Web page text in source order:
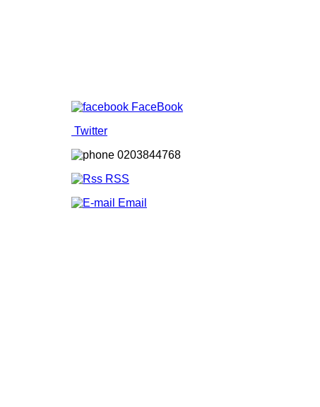
FaceBook
Twitter
0203844768
RSS
Email